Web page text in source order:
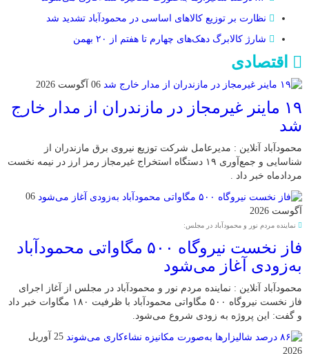
نظارت بر توزیع کالا‌های اساسی در محمودآباد تشدید شد
شارژ کالابرگ دهک‌های چهارم تا هفتم از ۲۰ بهمن
اقتصادی
06 آگوست 2026
۱۹ ماینر غیرمجاز در مازندران از مدار خارج
شد
محمودآباد آنلاین : مدیرعامل شرکت توزیع نیروی برق مازندران از
شناسایی و جمع‌آوری ۱۹ دستگاه استخراج غیرمجاز رمز ارز در نیمه نخست
مردادماه خبر داد .
06
آگوست 2026
نماینده مردم نور و محمودآباد در مجلس:
فاز نخست نیروگاه ۵۰۰ مگاواتی محمودآباد
به‌زودی آغاز می‌شود
محمودآباد آنلاین : نماینده مردم نور و محمودآباد در مجلس از آغاز اجرای
فاز نخست نیروگاه ۵۰۰ مگاواتی محمودآباد با ظرفیت ۱۸۰ مگاوات خبر داد
و گفت: این پروژه به زودی شروع می‌شود.
25 آوریل
2026